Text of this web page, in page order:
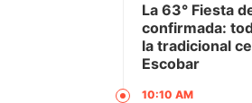
La 63° Fiesta
confirmada:
la tradicional
Escobar
10:10 AM